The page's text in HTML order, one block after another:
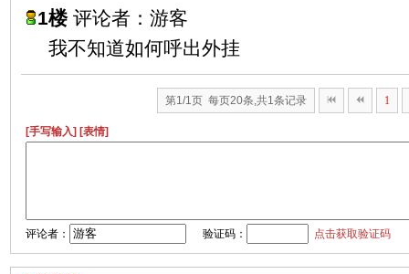
1楼评论者：游客
我不知道如何呼出外挂
第1/1页 每页20条,共1条记录 1
[手写输入] [表情]
评论者： 验证码： 点击获取验证码